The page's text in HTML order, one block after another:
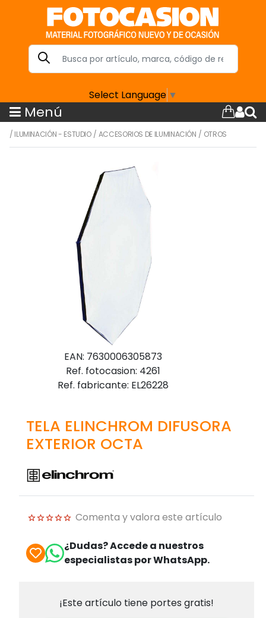
Select Language ▼
Menú
/ ILUMINACIÓN - ESTUDIO/ ACCESORIOS DE ILUMINACIÓN / OTROS
EAN: 7630006305873
Ref. fotocasion: 4261
Ref. fabricante: EL26228
TELA ELINCHROM DIFUSORA
EXTERIOR OCTA
Comenta y valora este artículo
¿Dudas? Accede a nuestros
especialistas por WhatsApp.
¡Este artículo tiene portes gratis!